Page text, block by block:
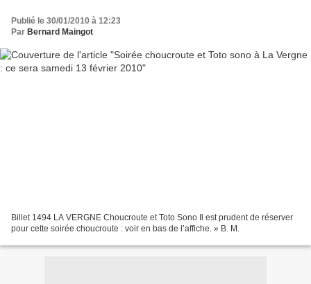
Publié le 30/01/2010 à 12:23
Par Bernard Maingot
Billet 1494 LA VERGNE Choucroute et Toto Sono Il est prudent de réserver
pour cette soirée choucroute : voir en bas de l’affiche. » B. M.